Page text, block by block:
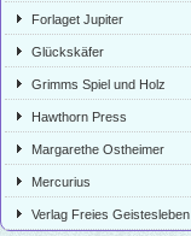
Forlaget Jupiter
Glückskäfer
Grimms Spiel und Holz
Hawthorn Press
Margarethe Ostheimer
Mercurius
Verlag Freies Geistesleben